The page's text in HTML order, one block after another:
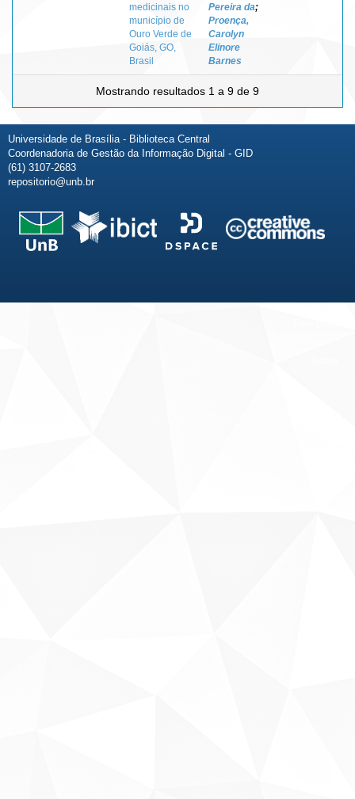
medicinais no
município de
Ouro Verde de
Goiás, GO,
Brasil
Pereira da;
Proença,
Carolyn
Elinore
Barnes
Mostrando resultados 1 a 9 de 9
Universidade de Brasília - Biblioteca Central
Coordenadoria de Gestão da Informação Digital - GID
(61) 3107-2683
repositorio@unb.br